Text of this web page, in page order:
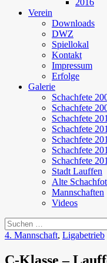
2016
Verein
Downloads
DWZ
Spiellokal
Kontakt
Impressum
Erfolge
Galerie
Schachfete
Schachfete
Schachfete
Schachfete
Schachfete
Schachfete
Schachfete
Stadt Lauffen
Alte
Mannschaften
Videos
Suchen
nach:
4. Mannschaft, Ligabetrieb